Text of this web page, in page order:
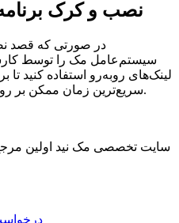
نصب و کرک
در صورتی که قصد
سیستم‌عامل مک را توسط
لینک‌های رو‌به‌رو استفاده کنید تا
سریع‌ترین زمان ممکن بر روی سیستم شما نصب و کرک شود.
سایت تخصصی مک نید اولین